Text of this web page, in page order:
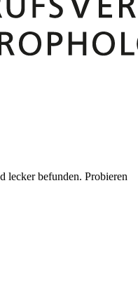
lecker befunden. Probieren